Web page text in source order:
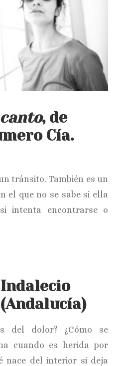
, de
Cía.
tránsito. También es un
el que no se sabe si ella
intenta encontrarse o
del dolor? ¿Cómo se
cuando es herida por
nace del interior si deja